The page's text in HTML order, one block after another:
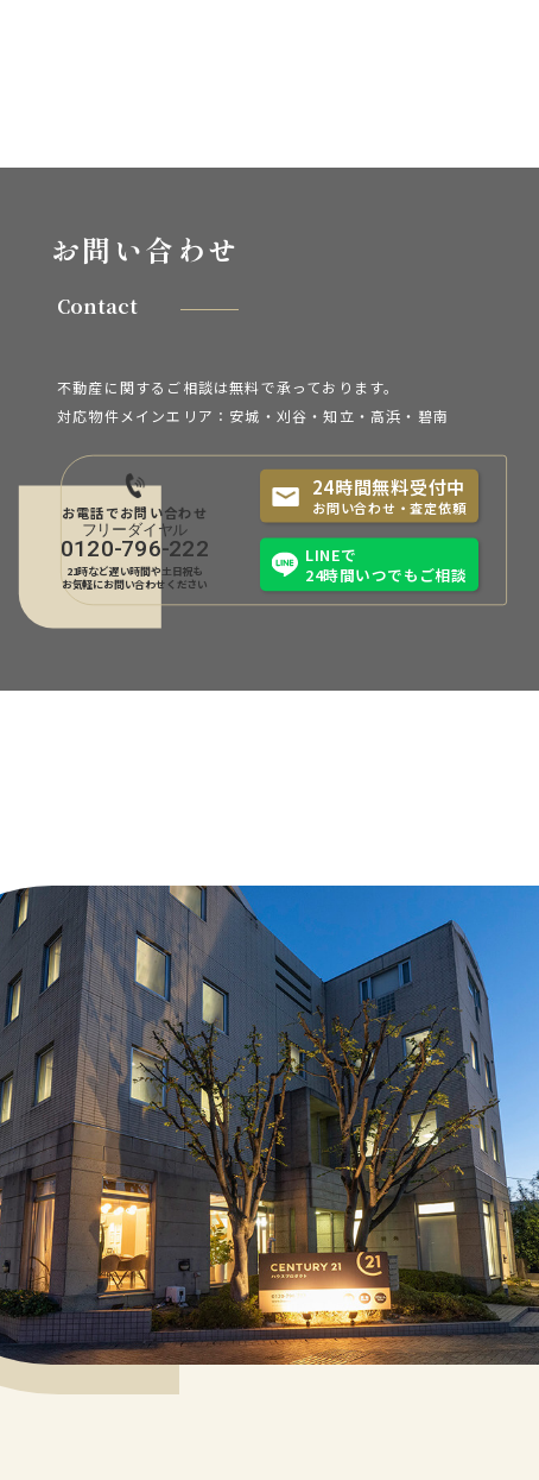
お問い合わせ
Contact
不動産に関するご相談は無料で承っております。
対応物件メインエリア：安城・刈谷・知立・ 高浜・碧南
お電話でお問い合わせ
0120-796-222
21時など遅い時間や土日祝も
お気軽にお問い合わせください
24時間無料受付中
お問い合わせ・査定依頼
LINEで
24時間いつでもご相談